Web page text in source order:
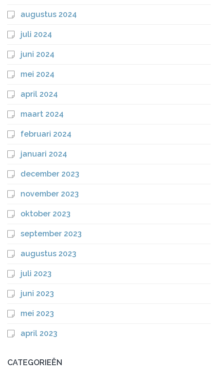
augustus 2024
juli 2024
juni 2024
mei 2024
april 2024
maart 2024
februari 2024
januari 2024
december 2023
november 2023
oktober 2023
september 2023
augustus 2023
juli 2023
juni 2023
mei 2023
april 2023
CATEGORIEËN